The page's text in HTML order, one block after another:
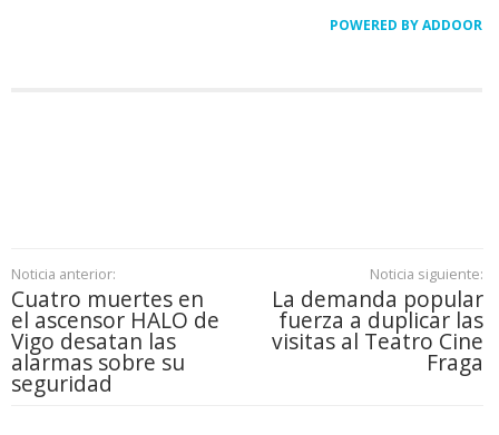
POWERED BY ADDOOR
Noticia anterior:
Cuatro muertes en
el ascensor HALO de
Vigo desatan las
alarmas sobre su
seguridad
Noticia siguiente:
La demanda popular
fuerza a duplicar las
visitas al Teatro Cine
Fraga